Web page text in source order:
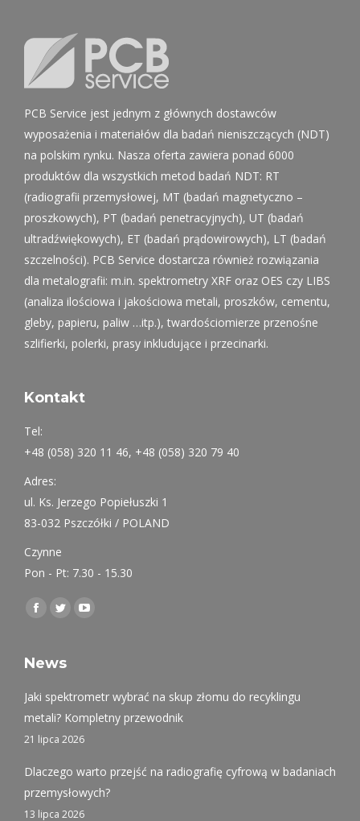
PCB Service jest jednym z głównych dostawców
wyposażenia i materiałów dla badań nieniszczących (NDT)
na polskim rynku. Nasza oferta zawiera ponad 6000
produktów dla wszystkich metod badań NDT: RT
(radiografii przemysłowej, MT (badań magnetyczno –
proszkowych), PT (badań penetracyjnych), UT (badań
ultradźwiękowych), ET (badań prądowirowych), LT (badań
szczelności). PCB Service dostarcza również rozwiązania
dla metalografii: m.in. spektrometry XRF oraz OES czy LIBS
(analiza ilościowa i jakościowa metali, proszków, cementu,
gleby, papieru, paliw …itp.), twardościomierze przenośne
szlifierki, polerki, prasy inkludujące i przecinarki.
Kontakt
Tel:
+48 (058) 320 11 46, +48 (058) 320 79 40
Adres:
ul. Ks. Jerzego Popiełuszki 1
83-032 Pszczółki / POLAND
Czynne
Pon - Pt: 7.30 - 15.30
Find us on:
Facebook
opens
new
window
Twitter
opens
new
window
YouTube
new
window
News
Jaki spektrometr wybrać na skup złomu do recyklingu
metali? Kompletny przewodnik
21 lipca 2026
Dlaczego warto przejść na radiografię cyfrową w badaniach
przemysłowych?
13 lipca 2026